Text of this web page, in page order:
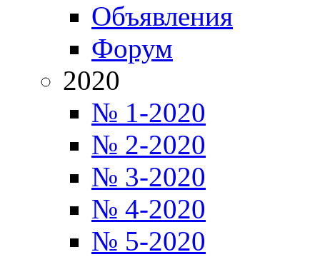
Объявления
Форум
2020
№ 1-2020
№ 2-2020
№ 3-2020
№ 4-2020
№ 5-2020